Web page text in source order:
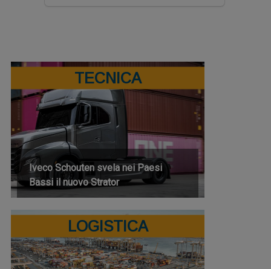
TECNICA
Iveco Schouten svela nei Paesi
Bassi il nuovo Strator
LOGISTICA